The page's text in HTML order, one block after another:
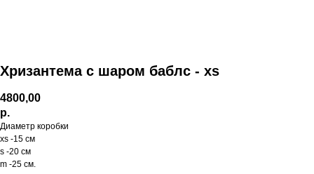
Хризантема с шаром баблс - xs
4800,00
р.
Диаметр коробки
xs -15 см
s -20 см
m -25 см.